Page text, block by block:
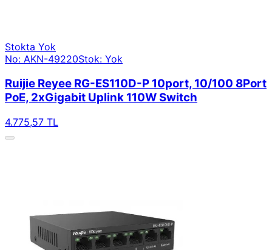
Stokta Yok
No: AKN-49220Stok: Yok
Ruijie Reyee RG-ES110D-P 10port, 10/100 8Port
PoE, 2xGigabit Uplink 110W Switch
4.775,57 TL